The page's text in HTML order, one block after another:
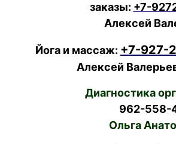
заказы: +7-
Алексей
Йога и массаж: +7-927-
Алексей
Диагностика
962-558-
Ольга